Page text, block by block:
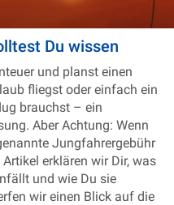
Du wissen
und planst einen
fliegst oder einfach ein
brauchst – ein
Aber Achtung: Wenn
Jungfahrergebühr
erklären wir Dir, was
und wie Du sie
wir einen Blick auf die